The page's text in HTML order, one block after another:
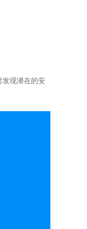
发现潜在的安